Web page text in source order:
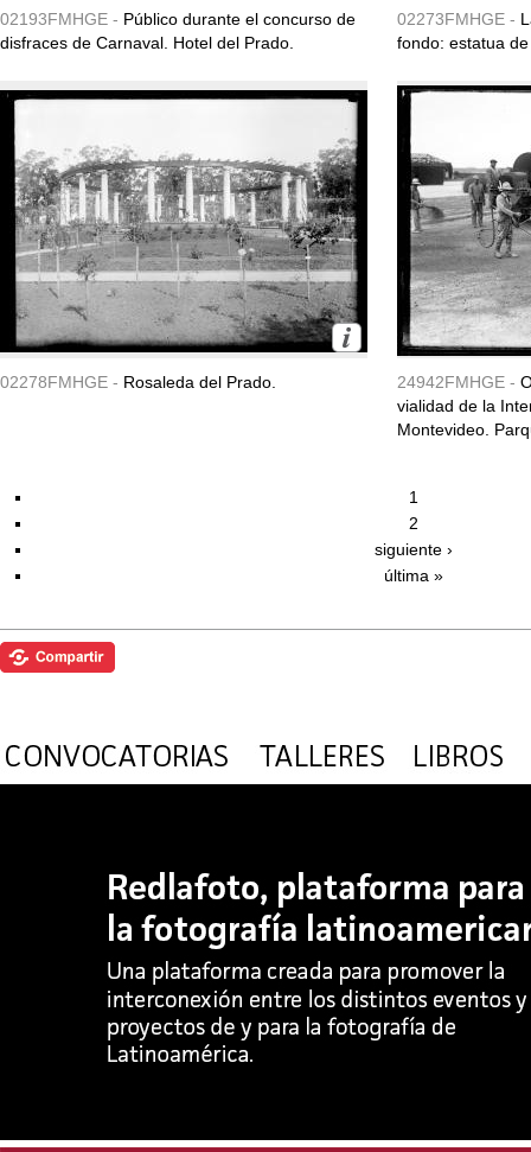
02193FMHGE - Público durante el concurso de
disfraces de Carnaval. Hotel del Prado.
02273FMHGE -
fondo: estatua
02278FMHGE - Rosaleda del Prado. 24942FMHGE -
vialidad de la
Montevideo.
1
2
siguiente ›
última »